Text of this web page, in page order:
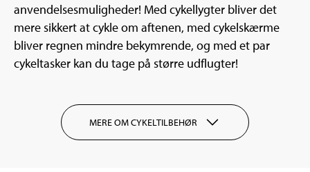
anvendelsesmuligheder! Med cykellygter bliver det
mere sikkert at cykle om aftenen, med cykelskærme
bliver regnen mindre bekymrende, og med et par
cykeltasker kan du tage på større udflugter!
MERE OM CYKELTILBEHØR